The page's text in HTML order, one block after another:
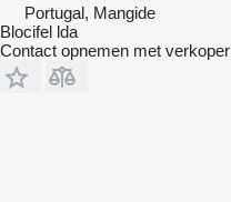
Portugal, Mangide
Blocifel lda
Contact opnemen met verkoper